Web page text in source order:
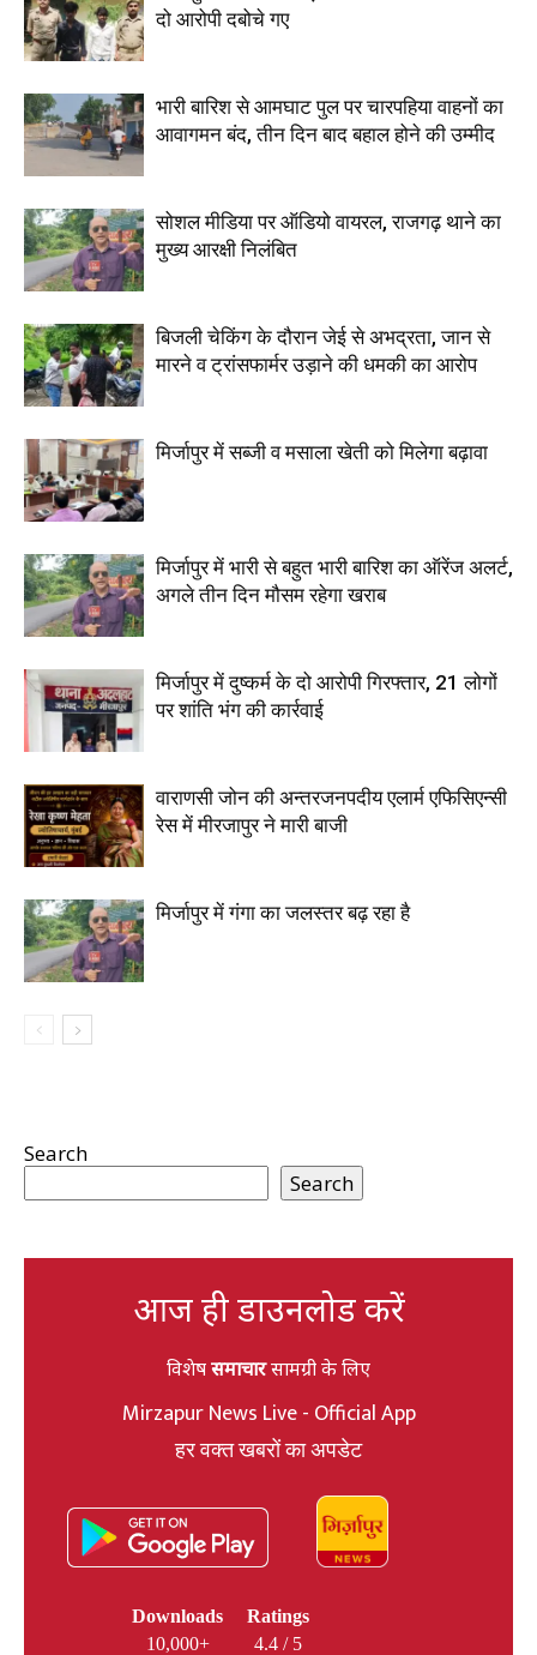
दो आरोपी दबोचे गए
भारी बारिश से आमघाट पुल पर चारपहिया वाहनों का
आवागमन बंद, तीन दिन बाद बहाल होने की उम्मीद
सोशल मीडिया पर ऑडियो वायरल, राजगढ़ थाने का
मुख्य आरक्षी निलंबित
बिजली चेकिंग के दौरान जेई से अभद्रता, जान से
मारने व ट्रांसफार्मर उड़ाने की धमकी का आरोप
मिर्जापुर में सब्जी व मसाला खेती को मिलेगा बढ़ावा
मिर्जापुर में भारी से बहुत भारी बारिश का ऑरेंज अलर्ट,
अगले तीन दिन मौसम रहेगा खराब
मिर्जापुर में दुष्कर्म के दो आरोपी गिरफ्तार, 21 लोगों
पर शांति भंग की कार्रवाई
वाराणसी जोन की अन्तरजनपदीय एलार्म एफिसिएन्सी
रेस में मीरजापुर ने मारी बाजी
मिर्जापुर में गंगा का जलस्तर बढ़ रहा है
Search
Search
आज ही डाउनलोड करें
विशेषसमाचारसामग्री के लिए
Mirzapur News Live - Official App
हर वक्त खबरों का अपडेट
Downloads
10,000+
Ratings
4.4 / 5